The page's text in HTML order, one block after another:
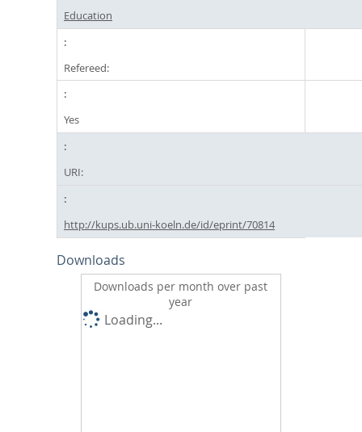
Education
Refereed:
Yes
URI:
http://kups.ub.uni-koeln.de/id/eprint/70814
Downloads
Downloads per month over past
year
Loading...